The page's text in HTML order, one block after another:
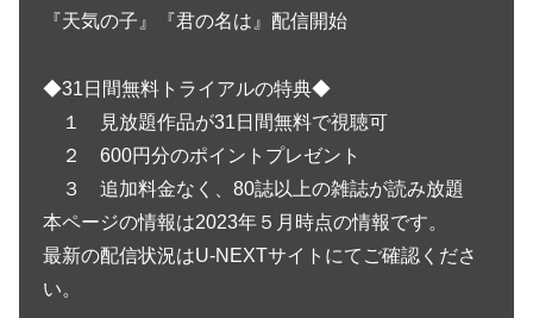
『天気の子』『君の名は』配信開始
◆31日間無料トライアルの特典◆
１ 見放題作品が31日間無料で視聴可
２ 600円分のポイントプレゼント
３ 追加料金なく、80誌以上の雑誌が読み放題
本ページの情報は2023年５月時点の情報です。
最新の配信状況はU-NEXTサイトにてご確認くださ
い。